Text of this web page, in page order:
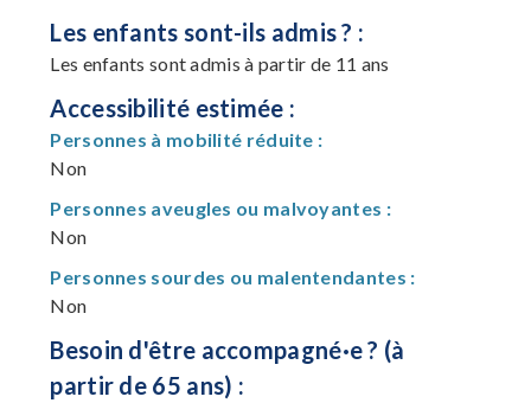
Les enfants sont-ils admis ? :
Les enfants sont admis à partir de 11 ans
Accessibilité estimée :
Personnes à mobilité réduite :
Non
Personnes aveugles ou malvoyantes :
Non
Personnes sourdes ou malentendantes :
Non
Besoin d'être accompagné·e ? (à
partir de 65 ans) :